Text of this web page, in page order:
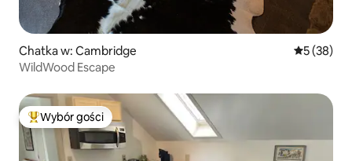
Chatka w: Cambridge Średnia
5 (38)
WildWood Escape
Najpopularniejsze z kategorii Wybór gości
Wybór gości